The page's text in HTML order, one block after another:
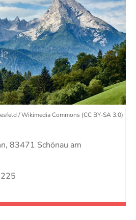
/ Wikimedia Commons (CC BY-SA 3.0)
83471 Schönau am